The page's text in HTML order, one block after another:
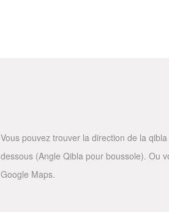
Vous pouvez trouver la direction de la
dessous (Angle Qibla pour boussole). Ou
Google Maps.